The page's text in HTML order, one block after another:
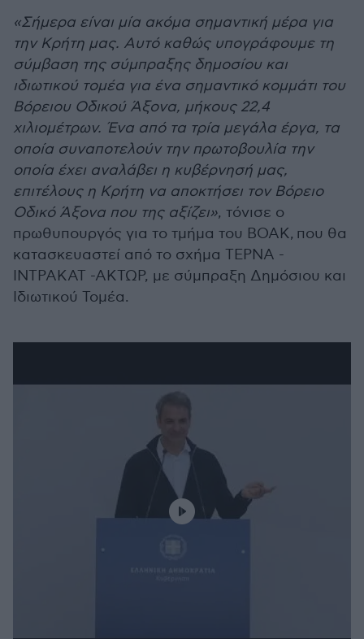
«Σήμερα είναι μία ακόμα σημαντική μέρα για
την Κρήτη μας. Αυτό καθώς υπογράφουμε τη
σύμβαση της σύμπραξης δημοσίου και
ιδιωτικού τομέα για ένα σημαντικό κομμάτι του
Βόρειου Οδικού Άξονα, μήκους 22,4
χιλιομέτρων. Ένα από τα τρία μεγάλα έργα, τα
οποία συναποτελούν την πρωτοβουλία την
οποία έχει αναλάβει η κυβέρνησή μας,
επιτέλους η Κρήτη να αποκτήσει τον Βόρειο
Οδικό Άξονα που της αξίζει», τόνισε ο
πρωθυπουργός για το τμήμα του ΒΟΑΚ, που θα
κατασκευαστεί από το σχήμα ΤΕΡΝΑ -
ΙΝΤΡΑΚΑΤ -ΑΚΤΩΡ, με σύμπραξη Δημόσιου και
Ιδιωτικού Τομέα.